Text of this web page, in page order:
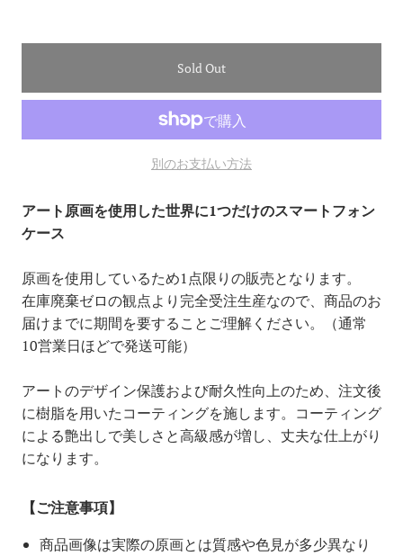
Sold Out
別のお支払い方法
アート原画を使用した世界に1つだけのスマートフォン
ケース
原画を使用しているため1点限りの販売となります。
在庫廃棄ゼロの観点より完全受注生産なので、商品のお
届けまでに期間を要することご理解ください。（通常
10営業日ほどで発送可能）
アートのデザイン保護および耐久性向上のため、注文後
に樹脂を用いたコーティングを施します。コーティング
による艶出しで美しさと高級感が増し、丈夫な仕上がり
になります。
【ご注意事項】
商品画像は実際の原画とは質感や色見が多少異なり